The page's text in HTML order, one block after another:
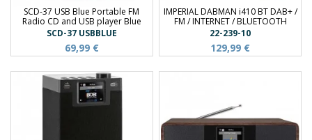
SCD-37 USB Blue Portable FM
Radio CD and USB player Blue
SCD-37 USBBLUE
69,99 €
IMPERIAL DABMAN i410 BT DAB+ /
FM / INTERNET / BLUETOOTH
22-239-10
129,99 €